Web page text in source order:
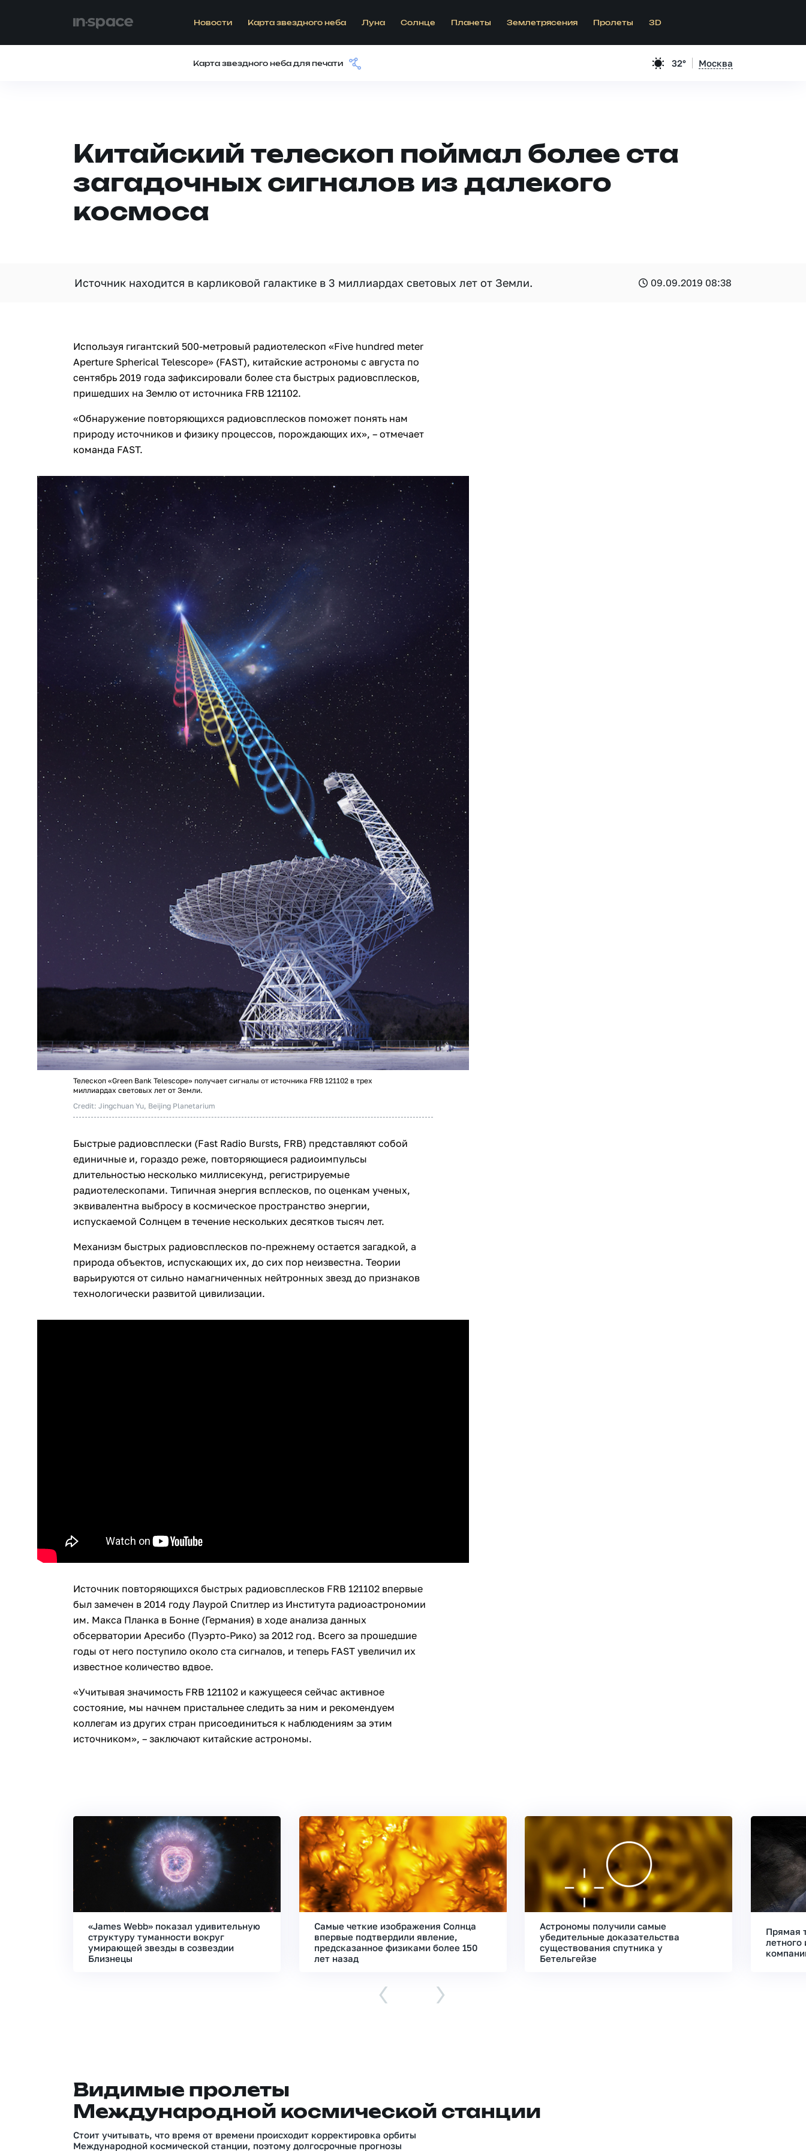
Новости Карта звездного неба Луна Солнце Планеты Землетрясения Пролеты 3D
Карта звездного неба для печати 32° Москва
Китайский телескоп поймал более ста
загадочных сигналов из далекого
космоса
Источник находится в карликовой галактике в 3 миллиардах световых лет от Земли. 09.09.2019 08:38
Используя гигантский 500-метровый радиотелескоп «Five hundred meter
Aperture Spherical Telescope» (FAST), китайские астрономы с августа по
сентябрь 2019 года зафиксировали более ста быстрых радиовсплесков,
пришедших на Землю от источника FRB 121102.
«Обнаружение повторяющихся радиовсплесков поможет понять нам
природу источников и физику процессов, порождающих их», – отмечает
команда FAST.
Телескоп «Green Bank Telescope» получает сигналы от источника FRB 121102 в трех
миллиардах световых лет от Земли.
Credit: Jingchuan Yu, Beijing Planetarium
Быстрые радиовсплески (Fast Radio Bursts, FRB) представляют собой
единичные и, гораздо реже, повторяющиеся радиоимпульсы
длительностью несколько миллисекунд, регистрируемые
радиотелескопами. Типичная энергия всплесков, по оценкам ученых,
эквивалентна выбросу в космическое пространство энергии,
испускаемой Солнцем в течение нескольких десятков тысяч лет.
Механизм быстрых радиовсплесков по-прежнему остается загадкой, а
природа объектов, испускающих их, до сих пор неизвестна. Теории
варьируются от сильно намагниченных нейтронных звезд до признаков
технологически развитой цивилизации.
Источник повторяющихся быстрых радиовсплесков FRB 121102 впервые
был замечен в 2014 году Лаурой Спитлер из Института радиоастрономии
им. Макса Планка в Бонне (Германия) в ходе анализа данных
обсерватории Аресибо (Пуэрто-Рико) за 2012 год. Всего за прошедшие
годы от него поступило около ста сигналов, и теперь FAST увеличил их
известное количество вдвое.
«Учитывая значимость FRB 121102 и кажущееся сейчас активное
состояние, мы начнем пристальнее следить за ним и рекомендуем
коллегам из других стран присоединиться к наблюдениям за этим
источником», – заключают китайские астрономы.
«James Webb» показал удивительную
структуру туманности вокруг
умирающей звезды в созвездии
Близнецы
Самые четкие изображения Солнца
впервые подтвердили явление,
предсказанное физиками более 150
лет назад
Астрономы получили самые
убедительные доказательства
существования спутника у
Бетельгейзе
Прямая
летного
‹ ›
Видимые пролеты
Международной космической станции
Стоит учитывать, что время от времени происходит корректировка орбиты
Международной космической станции, поэтому долгосрочные прогнозы